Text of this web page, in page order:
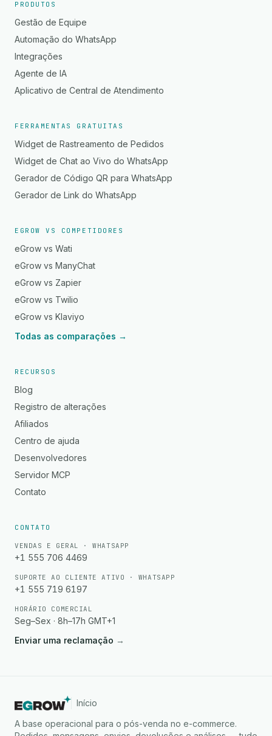
PRODUTOS
Gestão de Equipe
Automação do WhatsApp
Integrações
Agente de IA
Aplicativo de Central de Atendimento
FERRAMENTAS GRATUITAS
Widget de Rastreamento de Pedidos
Widget de Chat ao Vivo do WhatsApp
Gerador de Código QR para WhatsApp
Gerador de Link do WhatsApp
EGROW VS COMPETIDORES
eGrow vs Wati
eGrow vs ManyChat
eGrow vs Zapier
eGrow vs Twilio
eGrow vs Klaviyo
Todas as comparações →
RECURSOS
Blog
Registro de alterações
Afiliados
Centro de ajuda
Desenvolvedores
Servidor MCP
Contato
CONTATO
VENDAS E GERAL · WHATSAPP
+1 555 706 4469
SUPORTE AO CLIENTE ATIVO · WHATSAPP
+1 555 719 6197
HORÁRIO COMERCIAL
Seg–Sex · 8h–17h GMT+1
Enviar uma reclamação →
Início
A base operacional para o pós-venda no e-commerce.